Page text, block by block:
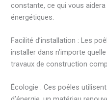
constante, ce qui vous
énergétiques.
Facilité d’installation : Les
installer dans n’importe
travaux de construction
Écologie : Ces poêles